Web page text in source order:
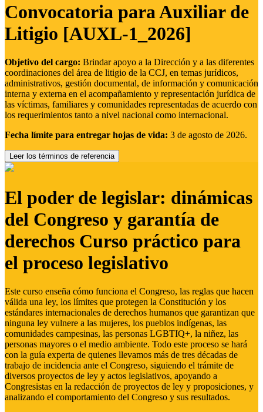
Convocatoria para Auxiliar de
Litigio [AUXL-1_2026]
Objetivo del cargo: Brindar apoyo a la Dirección y a las diferentes
coordinaciones del área de litigio de la CCJ, en temas jurídicos,
administrativos, gestión documental, de información y comunicación
interna y externa en el acompañamiento y representación jurídica de
las víctimas, familiares y comunidades representadas de acuerdo con
los requerimientos tanto a nivel nacional como internacional.
Fecha límite para entregar hojas de vida: 3 de agosto de 2026.
Leer los términos de referencia
El poder de legislar: dinámicas
del Congreso y garantía de
derechos Curso práctico para
el proceso legislativo
Este curso enseña cómo funciona el Congreso, las reglas que hacen
válida una ley, los límites que protegen la Constitución y los
estándares internacionales de derechos humanos que garantizan que
ninguna ley vulnere a las mujeres, los pueblos indígenas, las
comunidades campesinas, las personas LGBTIQ+, la niñez, las
personas mayores o el medio ambiente. Todo este proceso se hará
con la guía experta de quienes llevamos más de tres décadas de
trabajo de incidencia ante el Congreso, siguiendo el trámite de
diversos proyectos de ley y actos legislativos, apoyando a
Congresistas en la redacción de proyectos de ley y proposiciones, y
analizando el comportamiento del Congreso y sus resultados.